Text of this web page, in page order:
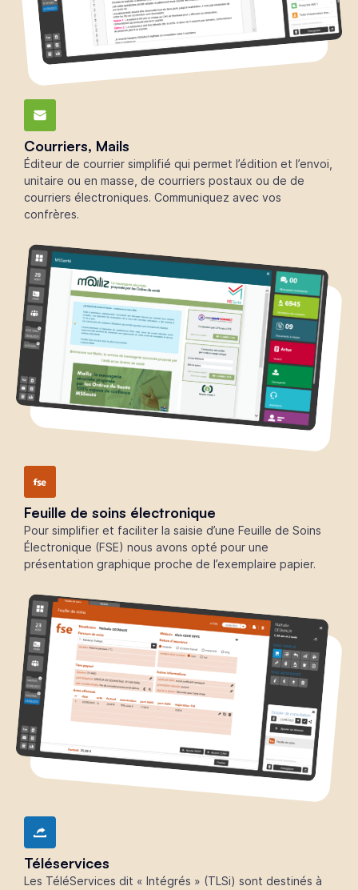
Courriers, Mails
Éditeur de courrier simplifié qui permet l’édition et l’envoi,
unitaire ou en masse, de courriers postaux ou de de
courriers électroniques. Communiquez avec vos
confrères.
Feuille de soins électronique
Pour simplifier et faciliter la saisie d’une Feuille de Soins
Électronique (FSE) nous avons opté pour une
présentation graphique proche de l’exemplaire papier.
Téléservices
Les TéléServices dit « Intégrés » (TLSi) sont destinés à